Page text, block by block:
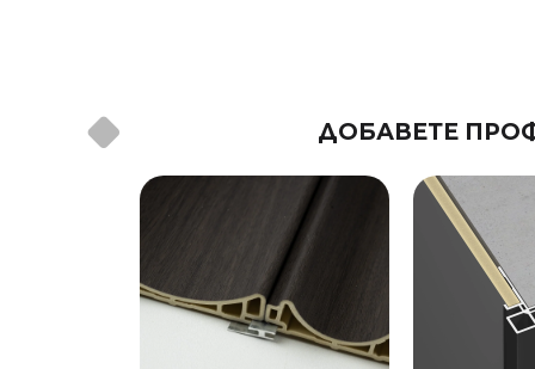
ДОБАВЕТЕ